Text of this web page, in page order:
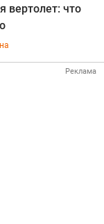
вертолет: что
Реклама